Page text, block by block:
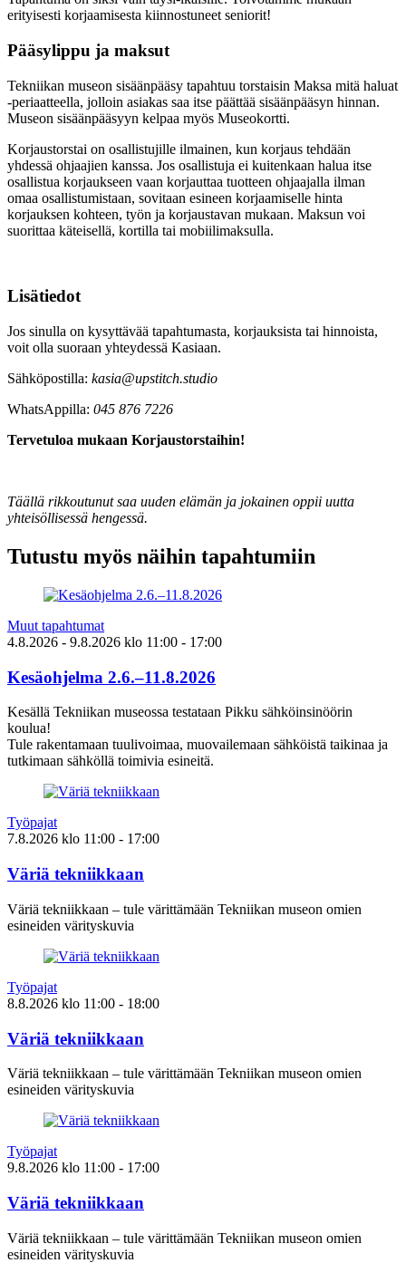
erityisesti korjaamisesta kiinnostuneet seniorit!
Pääsylippu ja maksut
Tekniikan museon sisäänpääsy tapahtuu torstaisin Maksa mitä haluat
-periaatteella, jolloin asiakas saa itse päättää sisäänpääsyn hinnan.
Museon sisäänpääsyyn kelpaa myös Museokortti.
Korjaustorstai on osallistujille ilmainen, kun korjaus tehdään
yhdessä ohjaajien kanssa. Jos osallistuja ei kuitenkaan halua itse
osallistua korjaukseen vaan korjauttaa tuotteen ohjaajalla ilman
omaa osallistumistaan, sovitaan esineen korjaamiselle hinta
korjauksen kohteen, työn ja korjaustavan mukaan. Maksun voi
suorittaa käteisellä, kortilla tai mobiilimaksulla.
Lisätiedot
Jos sinulla on kysyttävää tapahtumasta, korjauksista tai hinnoista,
voit olla suoraan yhteydessä Kasiaan.
Sähköpostilla: kasia@upstitch.studio
WhatsAppilla: 045 876 7226
Tervetuloa mukaan Korjaustorstaihin!
Täällä rikkoutunut saa uuden elämän ja jokainen oppii uutta
yhteisöllisessä hengessä.
Tutustu myös näihin tapahtumiin
Muut tapahtumat
4.8.2026 - 9.8.2026 klo 11:00 - 17:00
Kesäohjelma 2.6.–11.8.2026
Kesällä Tekniikan museossa testataan Pikku sähköinsinöörin
koulua!
Tule rakentamaan tuulivoimaa, muovailemaan sähköistä taikinaa ja
tutkimaan sähköllä toimivia esineitä.
Työpajat
7.8.2026 klo 11:00 - 17:00
Väriä tekniikkaan
Väriä tekniikkaan – tule värittämään Tekniikan museon omien
esineiden värityskuvia
Työpajat
8.8.2026 klo 11:00 - 18:00
Väriä tekniikkaan
Väriä tekniikkaan – tule värittämään Tekniikan museon omien
esineiden värityskuvia
Työpajat
9.8.2026 klo 11:00 - 17:00
Väriä tekniikkaan
Väriä tekniikkaan – tule värittämään Tekniikan museon omien
esineiden värityskuvia